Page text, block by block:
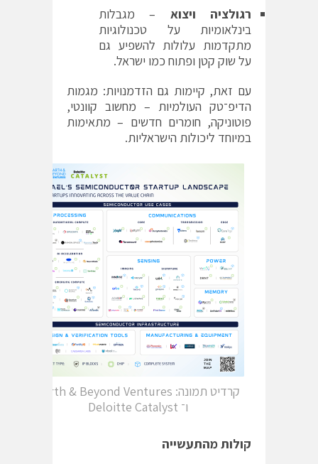
רגולציה ויצוא – מגבלות
בינלאומיות על טכנולוגיות
מתקדמות עלולות להשפיע גם
על שוק קטן ופתוח כמו ישראל.
עם זאת, קיימות גם הזדמנויות: מגמות
הדיפ־טק העולמיות – מחשוב קוונטי,
פוטוניקה, חומרים חדשים – מתאימות
במיוחד ליכולות הישראליות.
קרדיט תמונה: Earth & Beyond Ventures
ו־ Deloitte Catalyst
קולות מהתעשייה